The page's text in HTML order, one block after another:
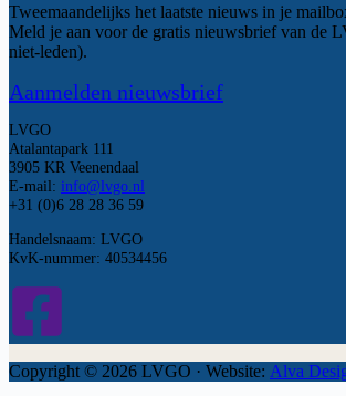
Tweemaandelijks het laatste nieuws in je
Meld je aan voor de gratis nieuwsbrief van de
niet-leden).
Aanmelden nieuwsbrief
LVGO
Atalantapark 111
3905 KR Veenendaal
E-mail: info@lvgo.nl
+31 (0)6 28 28 36 59
Handelsnaam: LVGO
KvK-nummer: 40534456
Copyright © 2026 LVGO · Website: Alva